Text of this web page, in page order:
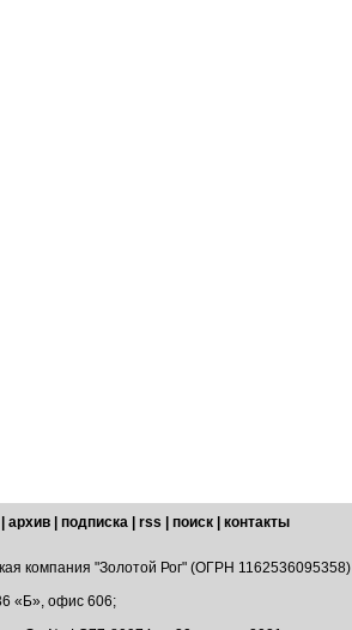
архив подписка rss поиск
контакты
компания "Золотой Рог" (ОГРН 1162536095358)
«Б», офис 606;